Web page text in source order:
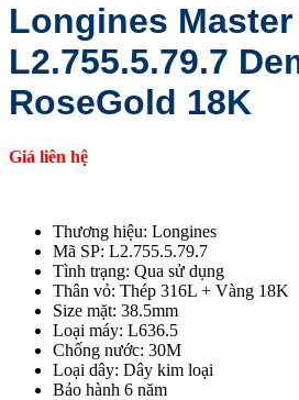
Longines
L2.755.5.79.7
RoseGold 18K
Giá liên hệ
Thương hiệu: Longines
Mã SP: L2.755.5.79.7
Tình trạng: Qua sử dụng
Thân vỏ: Thép 316L + Vàng 18K
Size mặt: 38.5mm
Loại máy: L636.5
Chống nước: 30M
Loại dây: Dây kim loại
Bảo hành 6 năm